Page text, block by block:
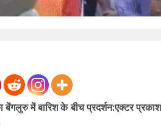
में बारिश के बीच प्रदर्शन:एक्टर